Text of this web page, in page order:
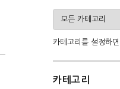
카테고리를 설정하
카테고리